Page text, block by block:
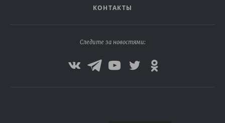
КОНТАКТЫ
Следите за новостями: